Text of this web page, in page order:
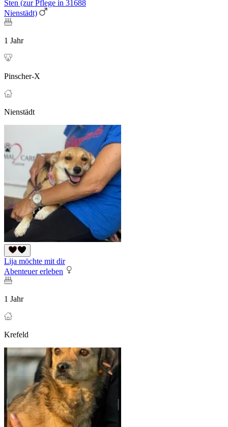
Sten (zur Pflege in 31688
Nienstädt)
1 Jahr
Pinscher-X
Nienstädt
Lija möchte mit dir
Abenteuer erleben
1 Jahr
Krefeld